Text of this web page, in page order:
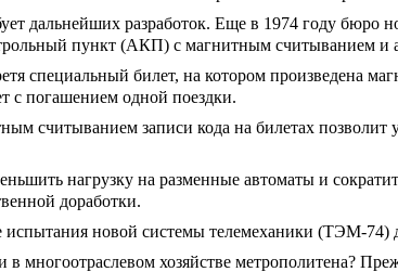
дальнейших разработок. Еще в 1974 году бюро
пункт (АКП) с магнитным считыванием и
специальный билет, на котором произведена
с погашением одной поездки.
считыванием записи кода на билетах
нагрузку на разменные автоматы и
доработки.
новой системы телемеханики (ТЭМ-74)
многоотраслевом хозяйстве метрополитена?